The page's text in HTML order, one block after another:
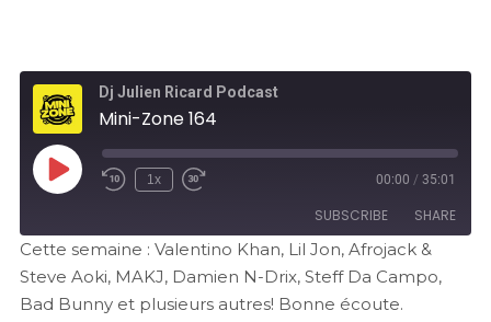
Dj Julien Ricard Podcast
Mini-Zone 164
1x 00:00 / 35:01
SUBSCRIBE SHARE
RSS FEED
SHARE
Cette semaine : Valentino Khan, Lil Jon, Afrojack &
Steve Aoki, MAKJ, Damien N-Drix, Steff Da Campo,
Bad Bunny et plusieurs autres! Bonne écoute.